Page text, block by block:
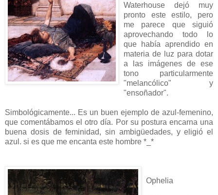
Waterhouse dejó muy
pronto este estilo, pero
me parece que siguió
aprovechando todo lo
que había aprendido en
materia de luz para dotar
a las imágenes de ese
tono particularmente
"melancólico" y
"ensoñador".
Simbológicamente... Es un buen ejemplo de azul-femenino,
que comentábamos el otro día. Por su postura encarna una
buena dosis de feminidad, sin ambigüedades, y eligió el
azul. si es que me encanta este hombre *_*
Ophelia